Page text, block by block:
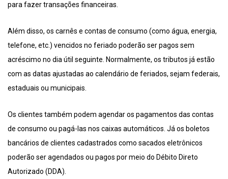
para fazer transações financeiras.
Além disso, os carnês e contas de consumo (como água, energia,
telefone, etc.) vencidos no feriado poderão ser pagos sem
acréscimo no dia útil seguinte. Normalmente, os tributos já estão
com as datas ajustadas ao calendário de feriados, sejam federais,
estaduais ou municipais.
Os clientes também podem agendar os pagamentos das contas
de consumo ou pagá-las nos caixas automáticos. Já os boletos
bancários de clientes cadastrados como sacados eletrônicos
poderão ser agendados ou pagos por meio do Débito Direto
Autorizado (DDA).